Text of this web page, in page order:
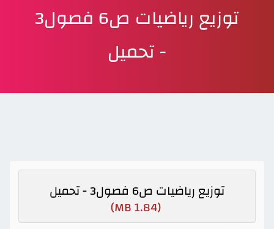
توزيع رياضيات ص6 فصول3
- تحميل
توزيع رياضيات ص6 فصول3 - تحميل
(1.84 MB)